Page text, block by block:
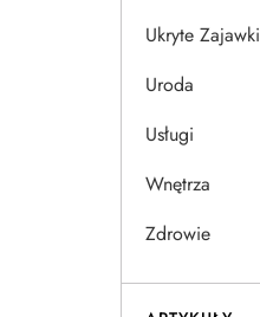
Ukryte Zajawki
Uroda
Usługi
Wnętrza
Zdrowie